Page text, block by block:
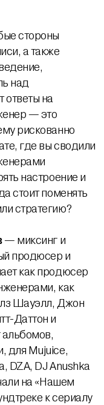
стороны
а также
над
ответы на
— это
рискованно
где вы сводили
настроение и
стоит поменять
стратегию?
— миксинг и
продюсер и
как продюсер
как
Шауэлл, Джон
Даттон и
для Mujuice,
DZA, DJ Anushka
на «Нашем
к сериалу